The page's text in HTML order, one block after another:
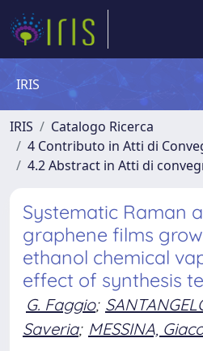
IRIS
IRIS
Catalogo Ricerca
4 Contributo in Atti di
4.2 Abstract in Atti di
Systematic Raman
graphene films
ethanol chemical
effect of synthesis
G. Faggio;
Saveria; MESSINA,